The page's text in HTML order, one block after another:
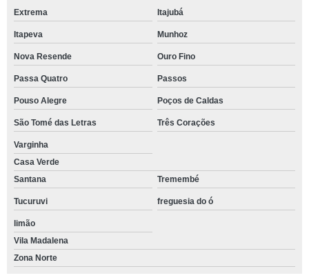
Extrema Itajubá
Itapeva Munhoz
Nova Resende Ouro Fino
Passa Quatro Passos
Pouso Alegre Poços de Caldas
São Tomé das Letras Três Corações
Varginha
Casa Verde
Santana
Tremembé
Tucuruvi freguesia do ó
limão
Vila Madalena
Zona Norte